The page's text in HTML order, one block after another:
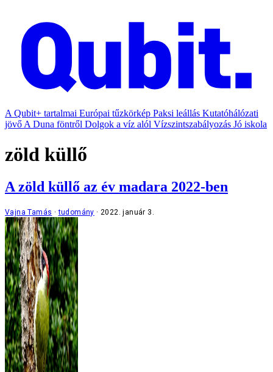
A Qubit+ tartalmai Európai tűzkörkép Paksi leállás Kutatóhálózati
jövő A Duna föntről Dolgok a víz alól Vízszintszabályozás Jó iskola
zöld küllő
A zöld küllő az év madara 2022-ben
Vajna Tamás tudomány 2022. január 3.